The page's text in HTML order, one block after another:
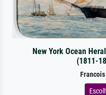
New York Ocean
(1811-